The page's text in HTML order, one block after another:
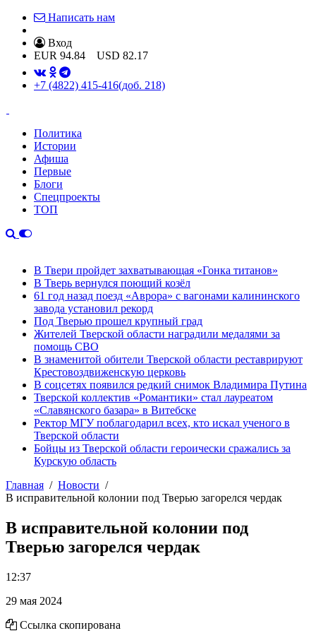
Написать нам
Вход
EUR 94.84 USD 82.17
+7 (4822) 415-416(доб. 218)
Политика
Истории
Афиша
Первые
Блоги
Спецпроекты
ТОП
В Твери пройдет захватывающая «Гонка титанов»
В Тверь вернулся поющий козёл
61 год назад поезд «Аврора» с вагонами калининского
завода установил рекорд
Под Тверью прошел крупный град
Жителей Тверской области наградили медалями за
помощь СВО
В знаменитой обители Тверской области реставрируют
Крестовоздвиженскую церковь
В соцсетях появился редкий снимок Владимира Путина
Тверской коллектив «Романтики» стал лауреатом
«Славянского базара» в Витебске
Ректор МГУ поблагодарил всех, кто искал ученого в
Тверской области
Бойцы из Тверской области героически сражались за
Курскую область
Главная
Новости
В исправительной колонии под Тверью загорелся чердак
В исправительной колонии под
Тверью загорелся чердак
12:37
29 мая 2024
Ссылка скопирована